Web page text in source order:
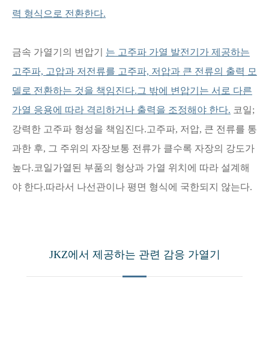
력 형식으로 전환한다.
금속 가열기의 변압기 는 고주파 가열 발전기가 제공하는
고주파, 고압과 저전류를 고주파, 저압과 큰 전류의 출력 모
델로 전환하는 것을 책임진다.그 밖에 변압기는 서로 다른
가열 응용에 따라 격리하거나 출력을 조정해야 한다. 코일;
강력한 고주파 형성을 책임진다.고주파, 저압, 큰 전류를 통
과한 후, 그 주위의 자장보통 전류가 클수록 자장의 강도가
높다.코일가열된 부품의 형상과 가열 위치에 따라 설계해
야 한다.따라서 나선관이나 평면 형식에 국한되지 않는다.
JKZ에서 제공하는 관련 감응 가열기